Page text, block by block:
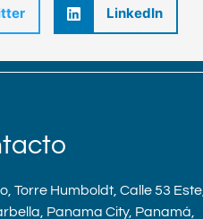
LinkedIn
Torre Humboldt, Calle 53 Este,
Panama City, Panamá,